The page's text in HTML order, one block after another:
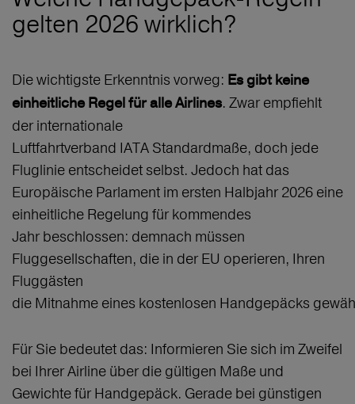
gelten 2026 wirklich?
Die wichtigste Erkenntnis vorweg: Es gibt keine
einheitliche Regel für alle Airlines. Zwar empfiehlt
der internationale
Luftfahrtverband IATA Standardmaße, doch jede
Fluglinie entscheidet selbst. Jedoch hat das
Europäische Parlament im ersten Halbjahr 2026 eine
einheitliche Regelung für kommendes
Jahr beschlossen: demnach müssen
Fluggesellschaften, die in der EU operieren, Ihren
Fluggästen
die Mitnahme eines kostenlosen Handgepäcks
Für Sie bedeutet das: Informieren Sie sich im Zweifel
bei Ihrer Airline über die gültigen Maße und
Gewichte für Handgepäck. Gerade bei günstigen